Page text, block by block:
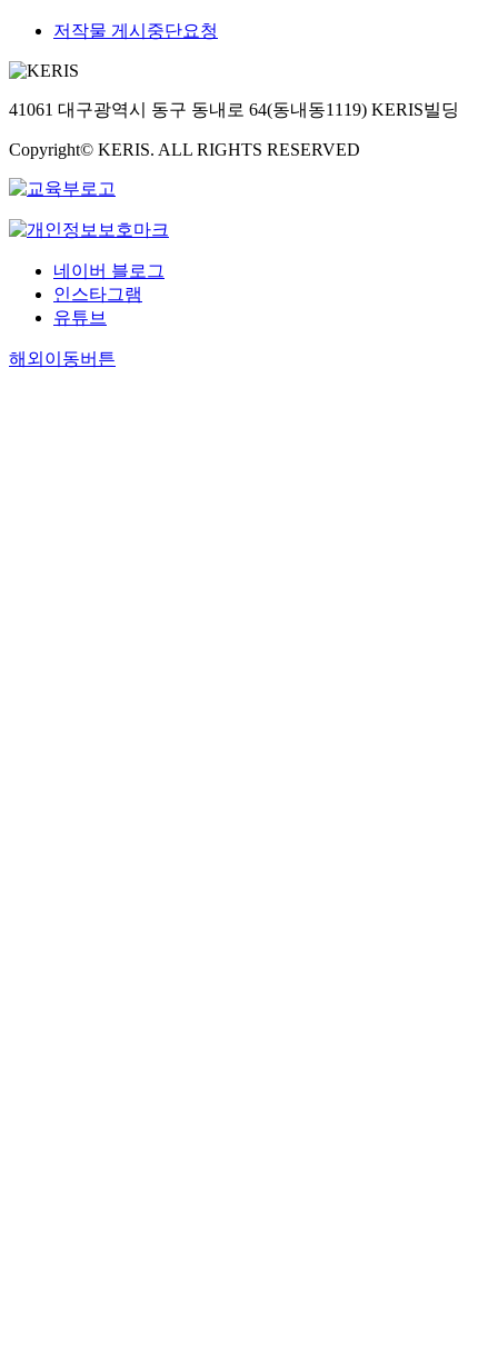
저작물 게시중단요청
41061 대구광역시 동구 동내로 64(동내동1119) KERIS빌딩
Copyright© KERIS. ALL RIGHTS RESERVED
네이버 블로그
인스타그램
유튜브
해외이동버튼